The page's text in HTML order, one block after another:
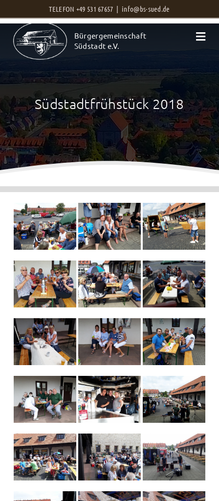
Inhalt
springen
TELEFON +49 531 67657 | info@bs-sued.de
Bürgergemeinschaft
Südstadt e.V.
Südstadtfrühstück 2018